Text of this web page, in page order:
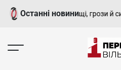
Перейти
Останні новини
очікуються дощі, грози й